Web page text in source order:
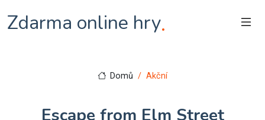
Zdarma online hry.
Domů Akční
Escape from Elm Street